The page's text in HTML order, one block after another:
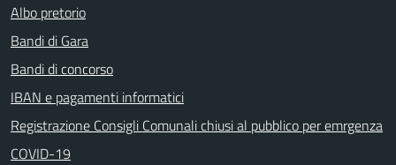
Albo pretorio
Bandi di Gara
Bandi di concorso
IBAN e pagamenti informatici
Registrazione Consigli Comunali chiusi al pubblico per emrgenza
COVID-19